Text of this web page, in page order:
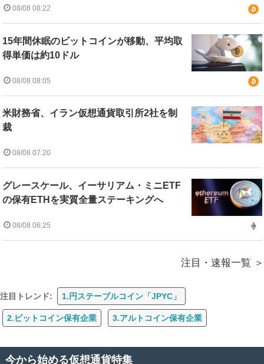
08/08 08:22
15年間休眠のビットコインが移動、平均取
得単価は約10ドル
08/08 08:05
米財務省、イラン仮想通貨取引所2社を制
裁
08/08 07:20
グレースケール、イーサリアム・ミニETF
の保有ETHを実質全量ステーキングへ
08/08 06:25
注目・速報一覧
注目トレンド: 1.円ステーブルコイン「JPYC」
2.ビットコイン保有企業 3.アルトコイン保有企業
今から始める仮想通貨特集